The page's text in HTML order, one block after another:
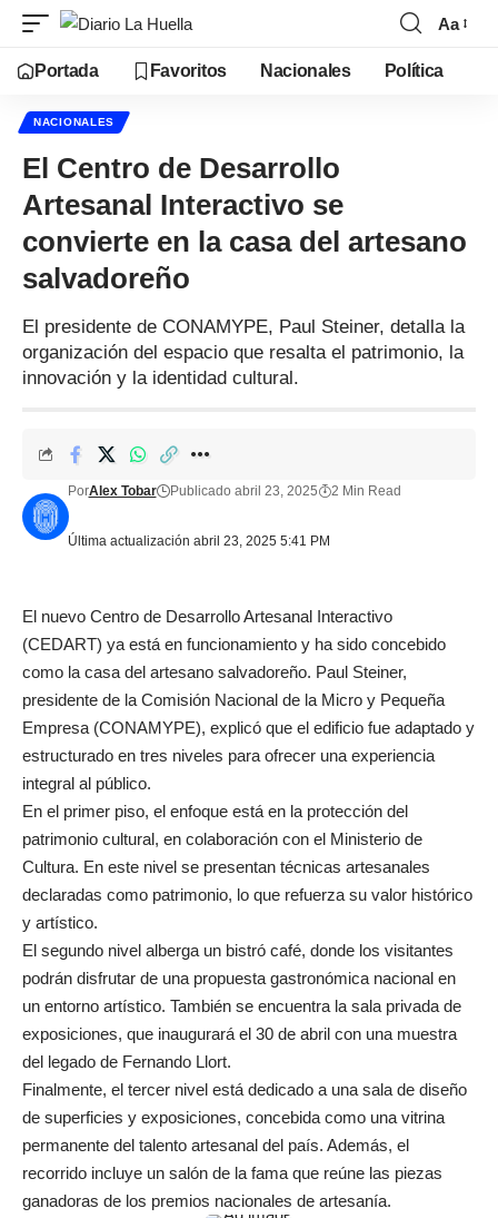
Aa
Portada Favoritos Nacionales Política
NACIONALES
El Centro de Desarrollo
Artesanal Interactivo se
convierte en la casa del artesano
salvadoreño
El presidente de CONAMYPE, Paul Steiner, detalla la
organización del espacio que resalta el patrimonio, la
innovación y la identidad cultural.
Última actualización abril 23, 2025 5:41 PM
PorAlex Tobar Publicado abril 23, 2025 2 Min Read
El nuevo Centro de Desarrollo Artesanal Interactivo
(CEDART) ya está en funcionamiento y ha sido concebido
como la casa del artesano salvadoreño. Paul Steiner,
presidente de la Comisión Nacional de la Micro y Pequeña
Empresa (CONAMYPE), explicó que el edificio fue adaptado y
estructurado en tres niveles para ofrecer una experiencia
integral al público.
En el primer piso, el enfoque está en la protección del
patrimonio cultural, en colaboración con el Ministerio de
Cultura. En este nivel se presentan técnicas artesanales
declaradas como patrimonio, lo que refuerza su valor histórico
y artístico.
El segundo nivel alberga un bistró café, donde los visitantes
podrán disfrutar de una propuesta gastronómica nacional en
un entorno artístico. También se encuentra la sala privada de
exposiciones, que inaugurará el 30 de abril con una muestra
del legado de Fernando Llort.
Finalmente, el tercer nivel está dedicado a una sala de diseño
de superficies y exposiciones, concebida como una vitrina
permanente del talento artesanal del país. Además, el
recorrido incluye un salón de la fama que reúne las piezas
ganadoras de los premios nacionales de artesanía.